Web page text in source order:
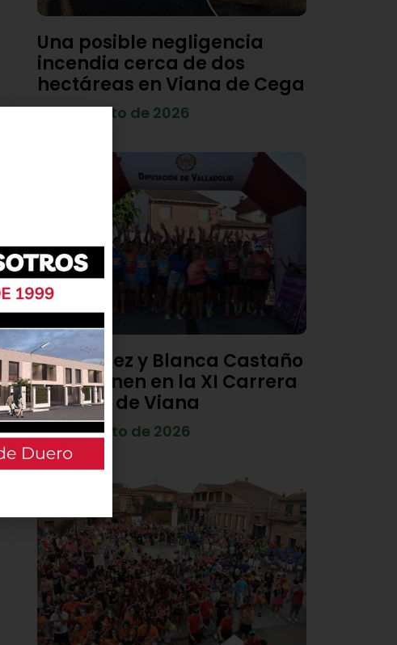
Una posible negligencia
incendia cerca de dos
hectáreas en Viana de Cega
7 de agosto de 2026
Diego Díez y Blanca Castaño
se imponen en la XI Carrera
Popular de Viana
4 de agosto de 2026